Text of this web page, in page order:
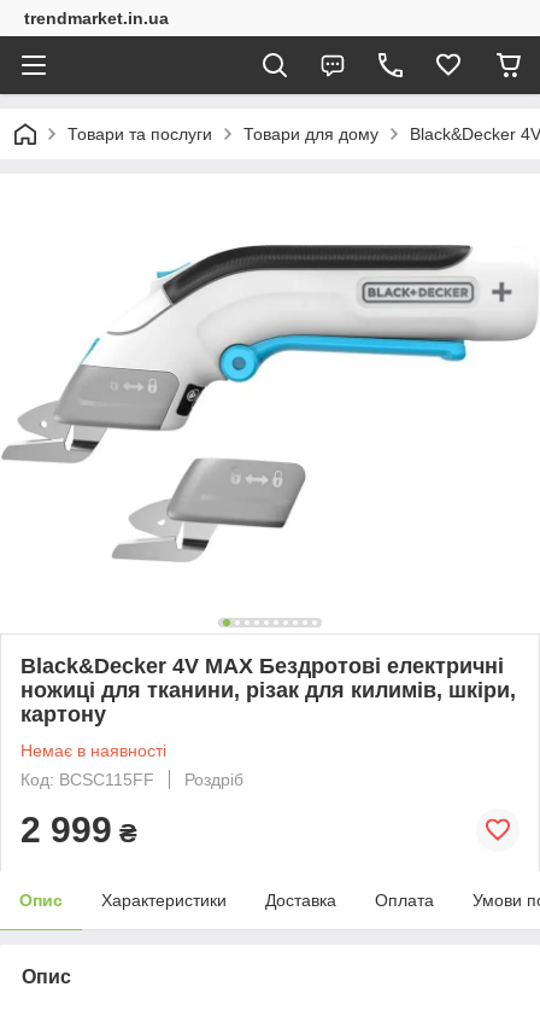
trendmarket.in.ua
Товари та послуги Товари для дому Black&Decker
Black&Decker 4V MAX Бездротові електричні
ножиці для тканини, різак для килимів, шкіри,
картону
Немає в наявності
Код: BCSC115FF
Роздріб
2 999 ₴
Опис Характеристики Доставка Оплата Умови
Опис